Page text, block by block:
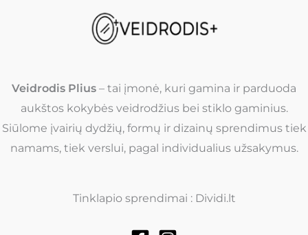
Veidrodis Plius – tai įmonė, kuri gamina ir parduoda
aukštos kokybės veidrodžius bei stiklo gaminius.
Siūlome įvairių dydžių, formų ir dizainų sprendimus tiek
namams, tiek verslui, pagal individualius užsakymus.
Tinklapio sprendimai : Dividi.lt